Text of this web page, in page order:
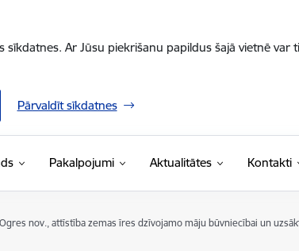
Ar Jūsu piekrišanu papildus šajā vietnē
Pārvaldīt sīkdatnes
Pakalpojumi Aktualitātes Kontakti
nov., attīstība zemas īres dzīvojamo māju būvniecībai un